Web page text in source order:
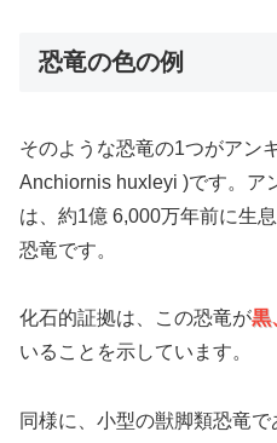
恐竜の色の例
そのような恐竜の1つがアン
Anchiornis huxleyi )です。ア
は、約1億 6,000万年前に生
恐竜です。
化石的証拠は、この恐竜が黒
いることを示しています。
同様に、小型の獣脚類恐竜